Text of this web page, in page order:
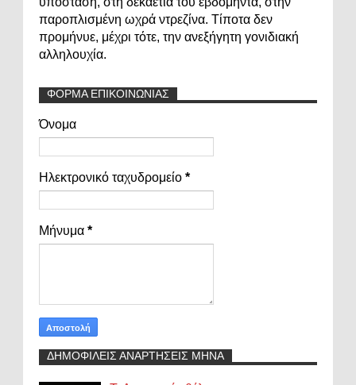
παροπλισμένη ωχρά ντρεζίνα. Τίποτα δεν
προμήνυε, μέχρι τότε, την ανεξήγητη γονιδιακή
αλληλουχία.
ΦΟΡΜΑ ΕΠΙΚΟΙΝΩΝΙΑΣ
Όνομα
Ηλεκτρονικό ταχυδρομείο *
Μήνυμα *
ΔΗΜΟΦΙΛΕΙΣ ΑΝΑΡΤΗΣΕΙΣ ΜΗΝΑ